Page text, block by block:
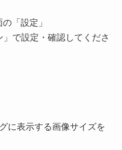
「設定」
」で設定・確認してくださ
に表示する画像サイズを